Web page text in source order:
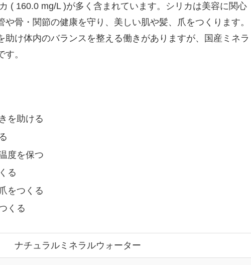
( 160.0 mg/L )が多く含まれています。シリカは美容に関心
骨・関節の健康を守り、美しい肌や髪、爪をつくります。
け体内のバランスを整える働きがありますが、国産ミネラ
。
を助ける
度を保つ
る
をつくる
くる
ナチュラルミネラルウォーター